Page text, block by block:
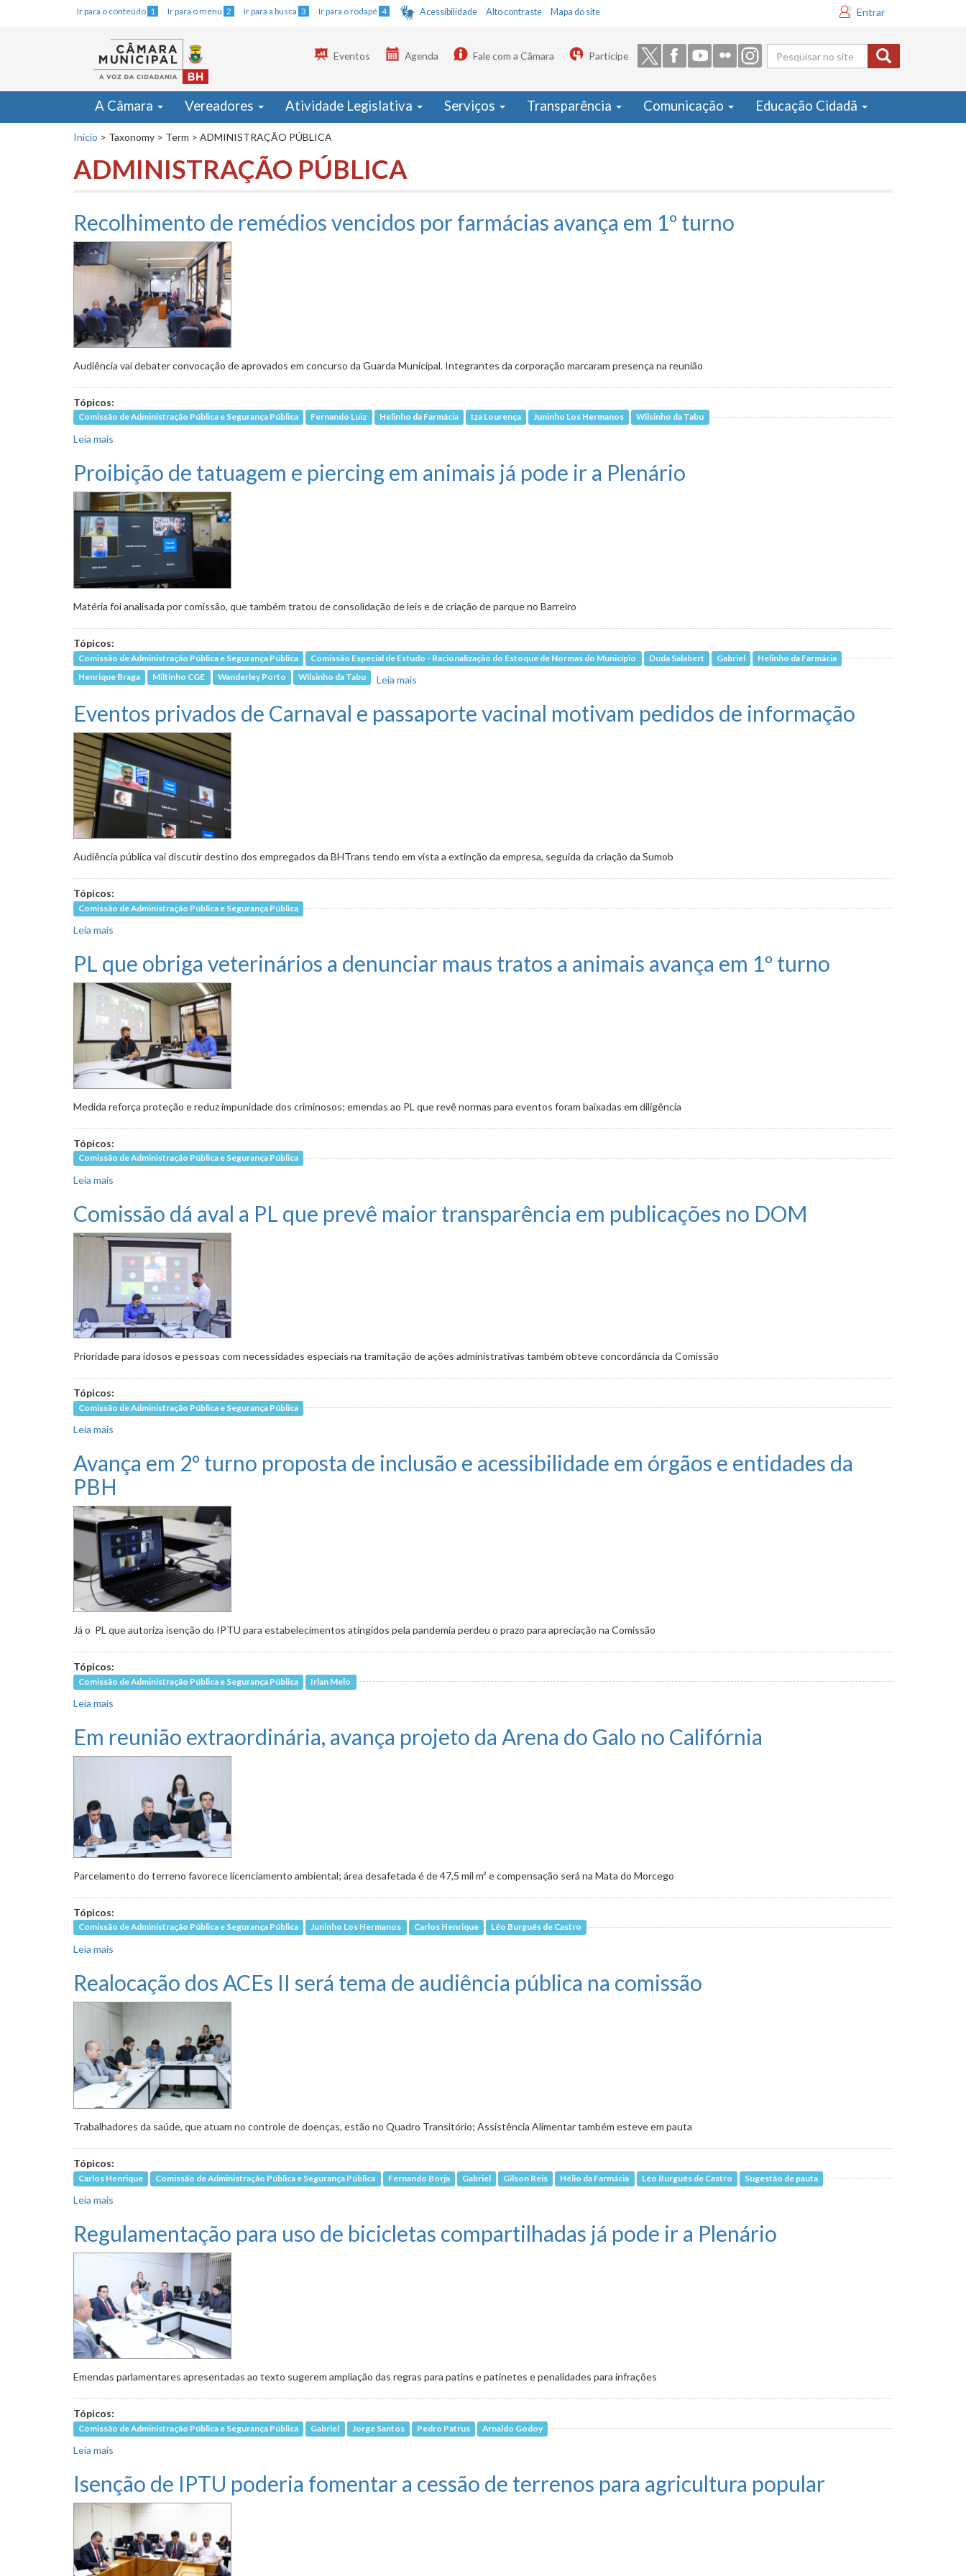
Ir para o conteúdo 1 Ir para o menu 2 Ir para a busca 3 Ir para o rodapé 4 Acessibilidade Alto contraste Mapa do site Entrar
Formulário
de busca
Eventos Agenda Fale com a Câmara Participe
A Câmara Vereadores Atividade Legislativa Serviços Transparência Comunicação Educação Cidadã
Início > Taxonomy > Term > ADMINISTRAÇÃO PÚBLICA
ADMINISTRAÇÃO PÚBLICA
Recolhimento de remédios vencidos por farmácias avança em 1º turno
Audiência vai debater convocação de aprovados em concurso da Guarda Municipal. Integrantes da corporação marcaram presença na reunião
Tópicos:
Comissão de Administração Pública e Segurança Pública Fernando Luiz Helinho da Farmácia Iza Lourença Juninho Los Hermanos Wilsinho da Tabu
Leia mais
Proibição de tatuagem e piercing em animais já pode ir a Plenário
Matéria foi analisada por comissão, que também tratou de consolidação de leis e de criação de parque no Barreiro
Tópicos:
Comissão de Administração Pública e Segurança Pública Comissão Especial de Estudo - Racionalização do Estoque de Normas do Município Duda Salabert Gabriel
Helinho da Farmácia
Henrique Braga
Miltinho CGE Wanderley Porto Wilsinho da Tabu Leia mais
Eventos privados de Carnaval e passaporte vacinal motivam pedidos de informação
Audiência pública vai discutir destino dos empregados da BHTrans tendo em vista a extinção da empresa, seguida da criação da Sumob
Tópicos:
Comissão de Administração Pública e Segurança Pública
Leia mais
PL que obriga veterinários a denunciar maus tratos a animais avança em 1º turno
Medida reforça proteção e reduz impunidade dos criminosos; emendas ao PL que revê normas para eventos foram baixadas em diligência
Tópicos:
Comissão de Administração Pública e Segurança Pública
Leia mais
Comissão dá aval a PL que prevê maior transparência em publicações no DOM
Prioridade para idosos e pessoas com necessidades especiais na tramitação de ações administrativas também obteve concordância da Comissão
Tópicos:
Comissão de Administração Pública e Segurança Pública
Leia mais
Avança em 2º turno proposta de inclusão e acessibilidade em órgãos e entidades da
PBH
Já o PL que autoriza isenção do IPTU para estabelecimentos atingidos pela pandemia perdeu o prazo para apreciação na Comissão
Tópicos:
Comissão de Administração Pública e Segurança Pública Irlan Melo
Leia mais
Em reunião extraordinária, avança projeto da Arena do Galo no Califórnia
Parcelamento do terreno favorece licenciamento ambiental; área desafetada é de 47,5 mil m² e compensação será na Mata do Morcego
Tópicos:
Comissão de Administração Pública e Segurança Pública Juninho Los Hermanos Carlos Henrique Léo Burguês de Castro
Leia mais
Realocação dos ACEs II será tema de audiência pública na comissão
Trabalhadores da saúde, que atuam no controle de doenças, estão no Quadro Transitório; Assistência Alimentar também esteve em pauta
Tópicos:
Carlos Henrique Comissão de Administração Pública e Segurança Pública Fernando Borja Gabriel Gilson Reis Hélio da Farmácia Léo Burguês de Castro Sugestão de pauta
Leia mais
Regulamentação para uso de bicicletas compartilhadas já pode ir a Plenário
Emendas parlamentares apresentadas ao texto sugerem ampliação das regras para patins e patinetes e penalidades para infrações
Tópicos:
Comissão de Administração Pública e Segurança Pública Gabriel Jorge Santos Pedro Patrus Arnaldo Godoy
Leia mais
Isenção de IPTU poderia fomentar a cessão de terrenos para agricultura popular